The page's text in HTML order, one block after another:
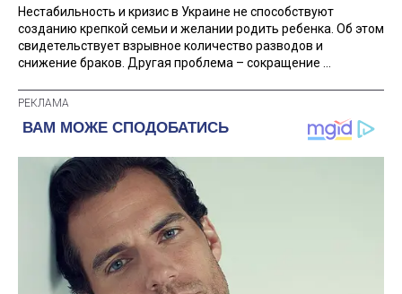
Нестабильность и кризис в Украине не способствуют
созданию крепкой семьи и желании родить ребенка. Об этом
свидетельствует взрывное количество разводов и
снижение браков. Другая проблема – сокращение ...